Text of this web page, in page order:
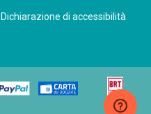
Dichiarazione di accessibilità